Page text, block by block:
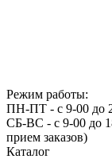
Режим работы:
ПН-ПТ - с 9-00 до
СБ-ВС - с 9-00 до
прием заказов)
Каталог